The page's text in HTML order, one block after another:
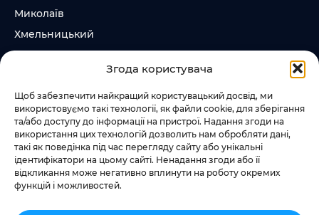
Згода користувача
Щоб забезпечити найкращий користувацький досвід, ми
використовуємо такі технології, як файли cookie, для зберігання
та/або доступу до інформації на пристрої. Надання згоди на
використання цих технологій дозволить нам обробляти дані,
такі як поведінка під час перегляду сайту або унікальні
ідентифікатори на цьому сайті. Ненадання згоди або її
відкликання може негативно вплинути на роботу окремих
функцій і можливостей.
Миколаїв
Хмельницький
Суми
Слідкувати за нами
+38 073 185 81 11
+38 067 457 86 44